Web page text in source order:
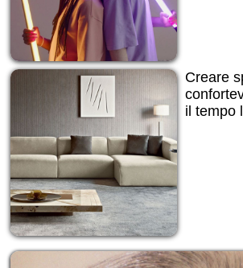
Creare
il tempo